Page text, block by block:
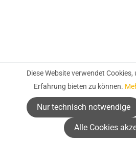
Service-Hotline
Diese Website verwendet
Erfahrung bieten zu können.
Nur technisch notwendige
Alle Cookies